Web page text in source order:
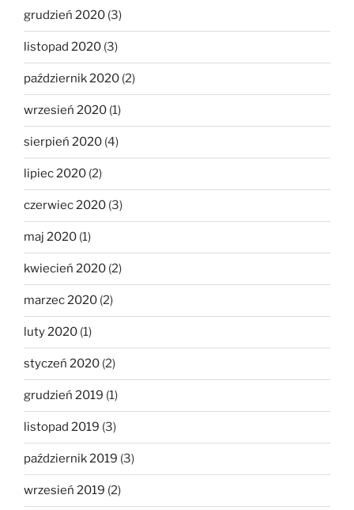
grudzień 2020 (3)
listopad 2020 (3)
październik 2020 (2)
wrzesień 2020 (1)
sierpień 2020 (4)
lipiec 2020 (2)
czerwiec 2020 (3)
maj 2020 (1)
kwiecień 2020 (2)
marzec 2020 (2)
luty 2020 (1)
styczeń 2020 (2)
grudzień 2019 (1)
listopad 2019 (3)
październik 2019 (3)
wrzesień 2019 (2)